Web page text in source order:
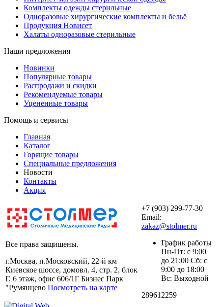
Комплекты одежды стерильные
Одноразовые хирургические комплекты и бельё
Продукция Новисет
Халаты одноразовые стерильные
Наши предложения
Новинки
Популярные товары
Распродажи и скидки
Рекомендуемые товары
Уцененные товары
Помощь и сервисы
Главная
Каталог
Горящие товары
Специальные предложения
Новости
Контакты
Акция
Все права защищены.
г.Москва, п.Московский, 22-й км
Киевское шоссе, домовл. 4, стр. 2, блок
Г, 6 этаж, офис 606/1Г Бизнес Парк
"Румянцево Посмотреть на карте
+7 (903) 299-77-30
Email:
zakaz@stolmer.ru
График работы
Пн-Пт: с 9:00
до 21:00 Сб: с
9:00 до 18:00
Вс: Выходной
289612259